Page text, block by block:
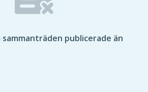
publicerade än